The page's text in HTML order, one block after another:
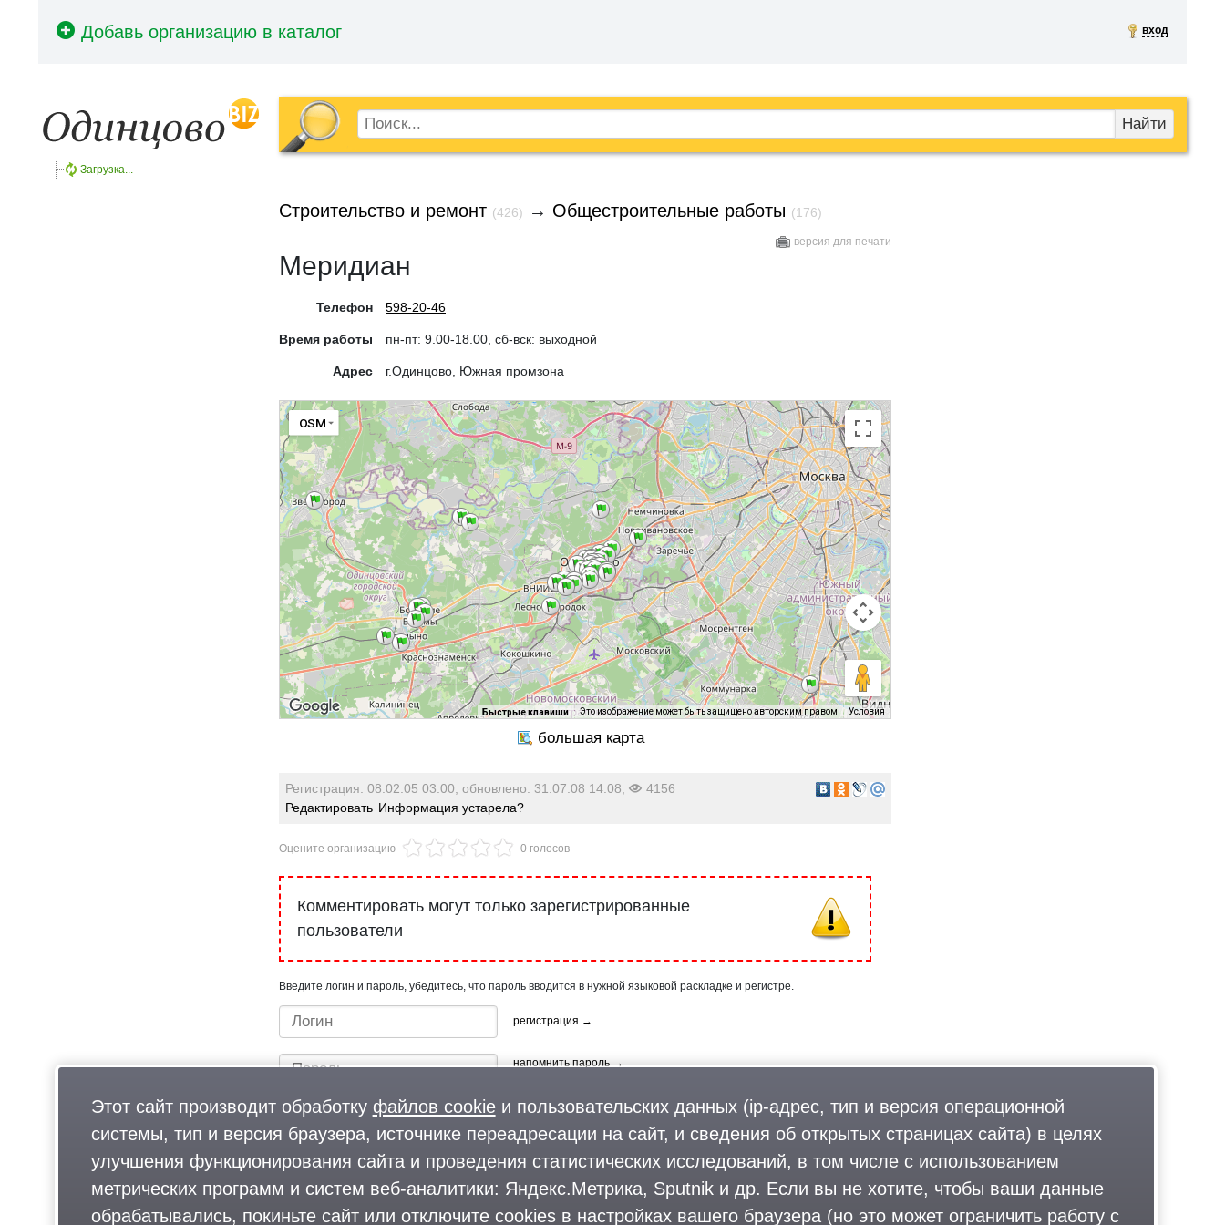
вход
Найти
Загрузка...
Строительство и ремонт (426) → Общестроительные работы (176)
версия для печати
Меридиан
Телефон 598-20-46
Время работы пн-пт: 9.00-18.00, сб-вск: выходной
Адрес г.Одинцово, Южная промзона
OSM
Быстрые клавиши Это изображение может быть защищено авторским правом Условия
Регистрация: 08.02.05 03:00, обновлено: 31.07.08 14:08,
4156
Редактировать Информация устарела?
Оцените организацию 0 голосов
Комментировать могут только зарегистрированные
пользователи
Введите логин и пароль, убедитесь, что пароль вводится в нужной языковой раскладке и регистре.
регистрация →
напомнить пароль →
Быстрый вход/регистрация, используя профиль в:
Этот сайт производит обработку файлов cookieи пользовательских данных (ip-адрес, тип и версия операционной
системы, тип и версия браузера, источнике переадресации на сайт, и сведения об открытых страницах сайта) в целях
улучшения функционирования сайта и проведения статистических исследований, в том числе с использованием
метрических программ и систем веб-аналитики: Яндекс.Метрика, Sputnik и др. Если вы не хотите, чтобы ваши данные
обрабатывались, покиньте сайт или отключите cookies в настройках вашего браузера (но это может ограничить работу с